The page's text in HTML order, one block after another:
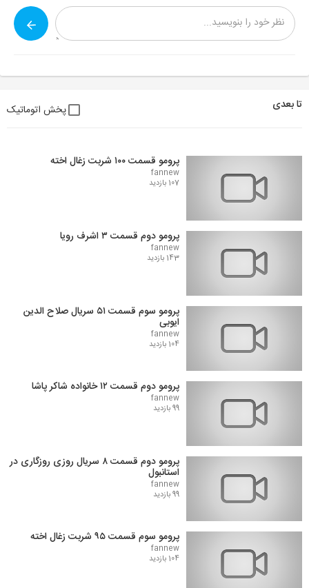
تا بعدی پخش اتوماتیک
پرومو قسمت ۱۰۰ شربت زغال اخته
fannew
107 بازدید
پرومو دوم قسمت ۳ اشرف رویا
fannew
143 بازدید
پرومو سوم قسمت ۵۱ سریال صلاح الدین
ایوبی
fannew
104 بازدید
پرومو دوم قسمت ۱۲ خانواده شاکر پاشا
fannew
99 بازدید
پرومو دوم قسمت ۸ سریال روزی روزگاری در
استانبول
fannew
99 بازدید
پرومو سوم قسمت ۹۵ شربت زغال اخته
fannew
104 بازدید